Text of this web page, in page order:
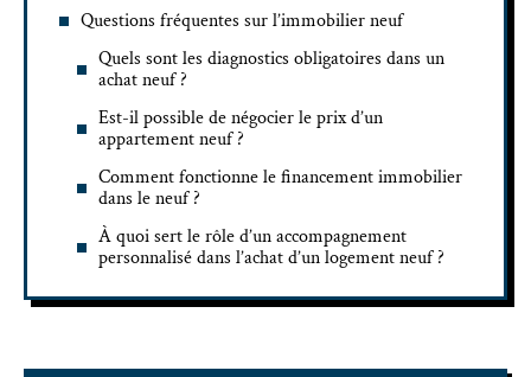
Questions fréquentes sur l’immobilier neuf
Quels sont les diagnostics obligatoires dans un
achat neuf ?
Est-il possible de négocier le prix d’un
appartement neuf ?
Comment fonctionne le financement immobilier
dans le neuf ?
À quoi sert le rôle d’un accompagnement
personnalisé dans l’achat d’un logement neuf ?